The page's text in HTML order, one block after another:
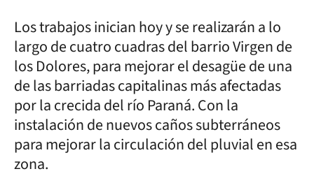
Los trabajos inician hoy y se realizarán a lo
largo de cuatro cuadras del barrio Virgen de
los Dolores, para mejorar el desagüe de una
de las barriadas capitalinas más afectadas
por la crecida del río Paraná. Con la
instalación de nuevos caños subterráneos
para mejorar la circulación del pluvial en esa
zona.